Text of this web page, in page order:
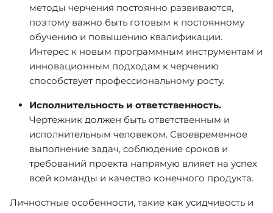
методы черчения постоянно развиваются,
поэтому важно быть готовым к постоянному
обучению и повышению квалификации.
Интерес к новым программным инструментам и
инновационным подходам к черчению
способствует профессиональному росту.
Исполнительность и ответственность.
Чертежник должен быть ответственным и
исполнительным человеком. Своевременное
выполнение задач, соблюдение сроков и
требований проекта напрямую влияет на успех
всей команды и качество конечного продукта.
Личностные особенности, такие как усидчивость и